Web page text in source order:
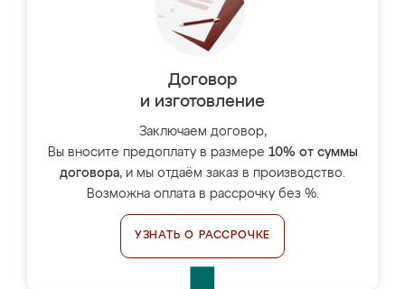
Договор
и изготовление
Заключаем договор,
Вы вносите предоплату в размере 10% от суммы
договора, и мы отдаём заказ в производство.
Возможна оплата в рассрочку без %.
УЗНАТЬ О РАССРОЧКЕ